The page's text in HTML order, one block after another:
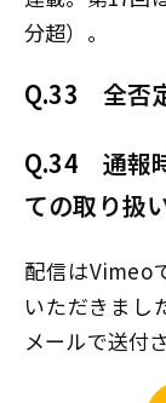
分超）。
Q.33 全否
Q.34 通報
ての取り扱
配信はVimeo
いただきまし
メールで送付